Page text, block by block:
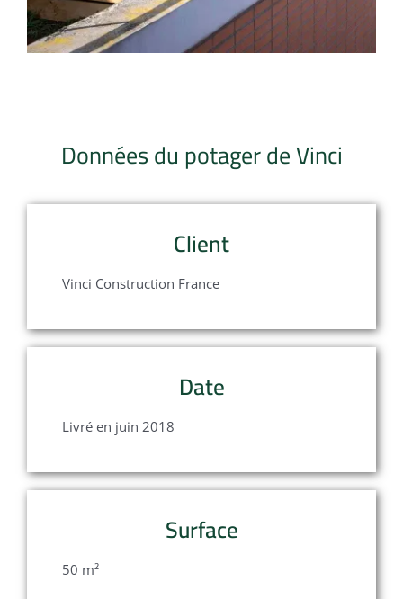
Données du potager de Vinci
Client
Vinci Construction France
Date
Livré en juin 2018
Surface
50 m²